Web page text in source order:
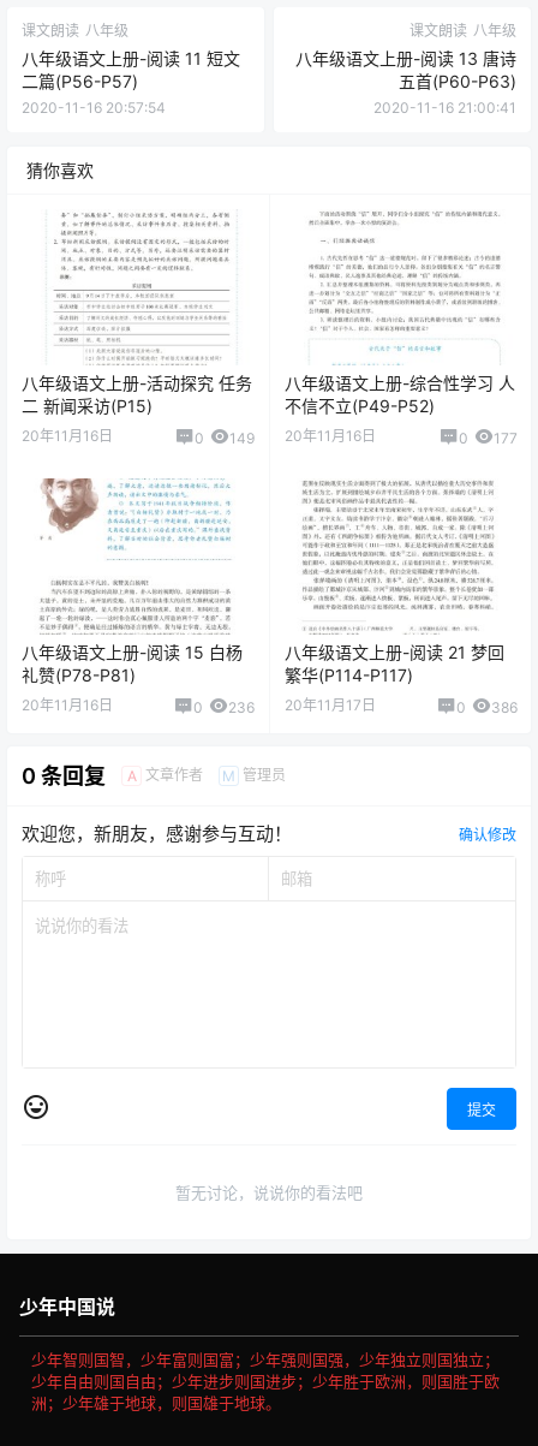
课文朗读 八年级
八年级语文上册-阅读 11 短文
二篇(P56-P57)
2020-11-16 20:57:54
课文朗读 八年级
八年级语文上册-阅读 13 唐诗
五首(P60-P63)
2020-11-16 21:00:41
猜你喜欢
八年级语文上册-活动探究 任务
二 新闻采访(P15)
20年11月16日 0 149
八年级语文上册-综合性学习 人
不信不立(P49-P52)
20年11月16日 0 177
八年级语文上册-阅读 15 白杨
礼赞(P78-P81)
20年11月16日 0 236
八年级语文上册-阅读 21 梦回
繁华(P114-P117)
20年11月17日 0 386
0 条回复 A 文章作者 M 管理员
欢迎您，新朋友，感谢参与互动！ 确认修改
提交
暂无讨论，说说你的看法吧
少年中国说
少年智则国智，少年富则国富；少年强则国强，少年独立则国独立；
少年自由则国自由；少年进步则国进步；少年胜于欧洲，则国胜于欧
洲；少年雄于地球，则国雄于地球。